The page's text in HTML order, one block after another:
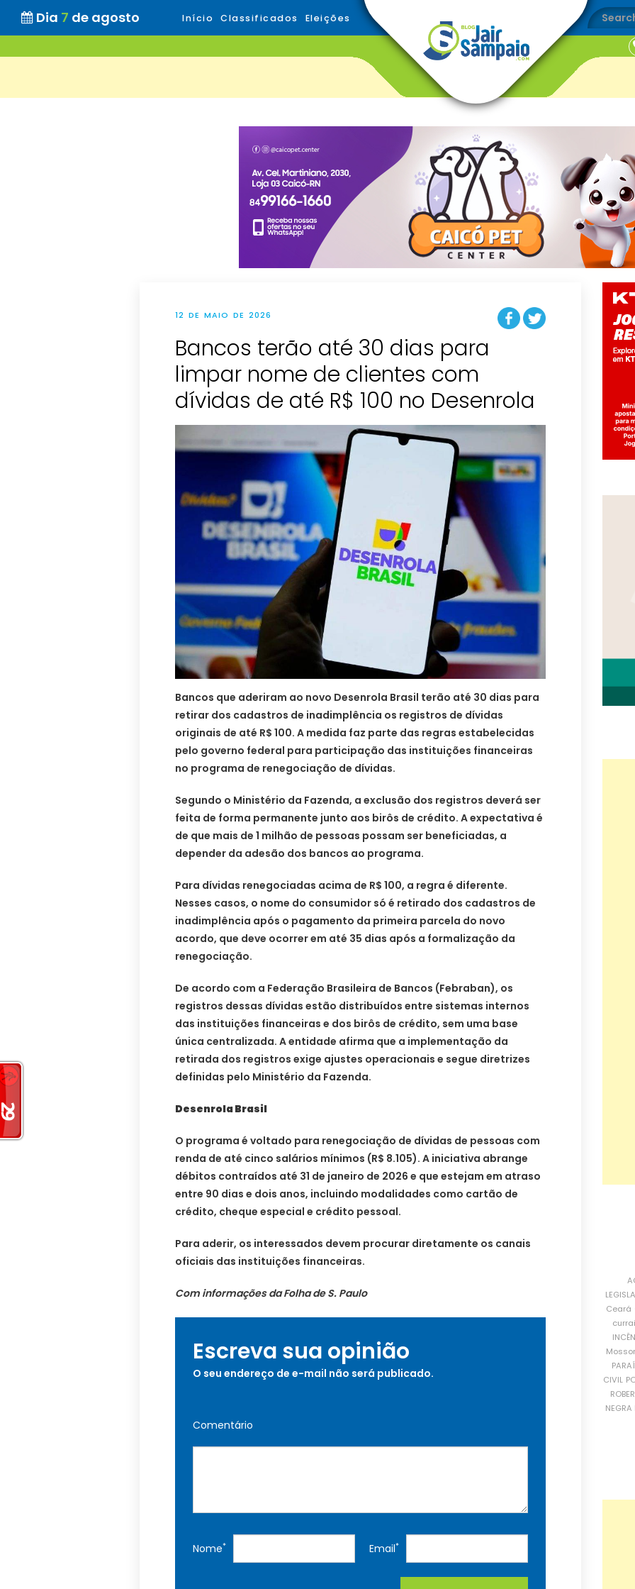
Dia 7 de agosto Início Classificados Eleições
12 DE MAIO DE 2026
Bancos terão até 30 dias para
limpar nome de clientes com
dívidas de até R$ 100 no Desenrola
Bancos que aderiram ao novo Desenrola Brasil terão até 30 dias para
retirar dos cadastros de inadimplência os registros de dívidas
originais de até R$ 100. A medida faz parte das regras estabelecidas
pelo governo federal para participação das instituições financeiras
no programa de renegociação de dívidas.
Segundo o Ministério da Fazenda, a exclusão dos registros deverá ser
feita de forma permanente junto aos birôs de crédito. A expectativa é
de que mais de 1 milhão de pessoas possam ser beneficiadas, a
depender da adesão dos bancos ao programa.
Para dívidas renegociadas acima de R$ 100, a regra é diferente.
Nesses casos, o nome do consumidor só é retirado dos cadastros de
inadimplência após o pagamento da primeira parcela do novo
acordo, que deve ocorrer em até 35 dias após a formalização da
renegociação.
De acordo com a Federação Brasileira de Bancos (Febraban), os
registros dessas dívidas estão distribuídos entre sistemas internos
das instituições financeiras e dos birôs de crédito, sem uma base
única centralizada. A entidade afirma que a implementação da
retirada dos registros exige ajustes operacionais e segue diretrizes
definidas pelo Ministério da Fazenda.
Desenrola Brasil
O programa é voltado para renegociação de dívidas de pessoas com
renda de até cinco salários mínimos (R$ 8.105). A iniciativa abrange
débitos contraídos até 31 de janeiro de 2026 e que estejam em atraso
entre 90 dias e dois anos, incluindo modalidades como cartão de
crédito, cheque especial e crédito pessoal.
Para aderir, os interessados devem procurar diretamente os canais
oficiais das instituições financeiras.
Com informações da Folha de S. Paulo
Escreva sua opinião
O seu endereço de e-mail não será publicado.
Comentário
Nome* Email*
Ceará
CIVIL
NEGRA